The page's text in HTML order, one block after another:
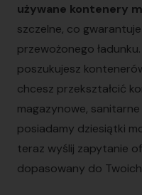
używane kontenery
szczelne, co
przewożonego
poszukujesz
chcesz przekształcić
magazynowe,
posiadamy dziesiątki
teraz wyślij zapytanie
dopasowany do